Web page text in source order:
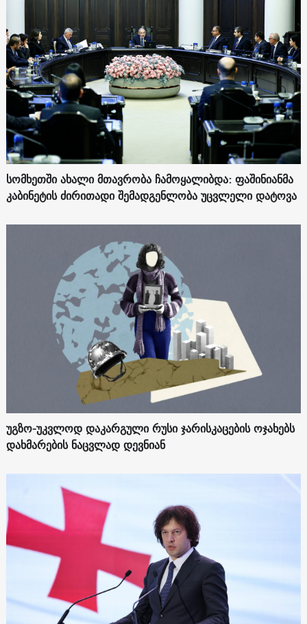
სომხეთში ახალი მთავრობა ჩამოყალიბდა: ფაშინიანმა
კაბინეტის ძირითადი შემადგენლობა უცვლელი დატოვა
უგზო-უკვლოდ დაკარგული რუსი ჯარისკაცების ოჯახებს
დახმარების ნაცვლად დევნიან